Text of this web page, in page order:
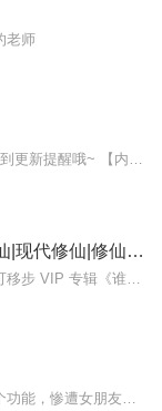
老师
【免费】仙界打工人|都市修仙|现代修仙|修仙打卡|